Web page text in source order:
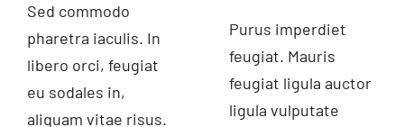
Sed commodo
pharetra iaculis. In
libero orci, feugiat
eu sodales in,
aliquam vitae risus.
Purus imperdiet
feugiat. Mauris
feugiat ligula auctor
ligula vulputate